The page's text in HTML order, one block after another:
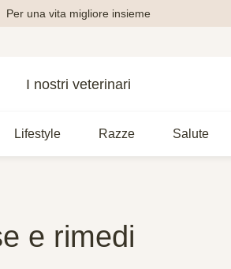
Per una vita migliore insieme
I nostri veterinari
Lifestyle Razze Salute
e rimedi